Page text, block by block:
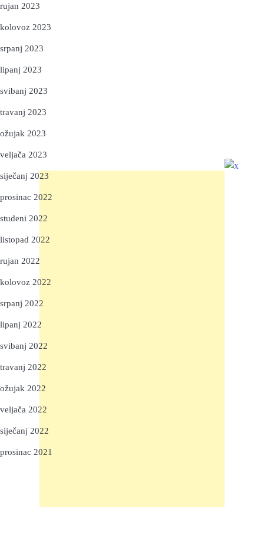
rujan 2023
kolovoz 2023
srpanj 2023
lipanj 2023
svibanj 2023
travanj 2023
ožujak 2023
veljača 2023
siječanj 2023
prosinac 2022
studeni 2022
listopad 2022
rujan 2022
kolovoz 2022
srpanj 2022
lipanj 2022
svibanj 2022
travanj 2022
ožujak 2022
veljača 2022
siječanj 2022
prosinac 2021